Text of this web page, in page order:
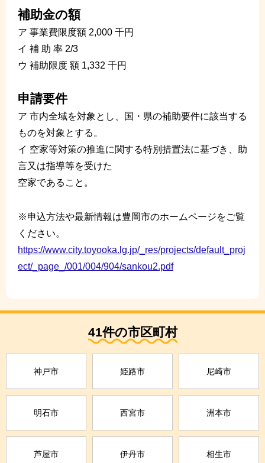
補助金の額
ア 事業費限度額 2,000 千円
イ 補 助 率 2/3
ウ 補助限度 額 1,332 千円
申請要件
ア 市内全域を対象とし、国・県の補助要件に該当する
ものを対象とする。
イ 空家等対策の推進に関する特別措置法に基づき、助
言又は指導等を受けた
空家であること。
※申込方法や最新情報は豊岡市のホームページをご覧
ください。
https://www.city.toyooka.lg.jp/_res/projects/default_proj
ect/_page_/001/004/904/sankou2.pdf
41件の市区町村
神戸市 姫路市 尼崎市
明石市 西宮市 洲本市
芦屋市 伊丹市 相生市